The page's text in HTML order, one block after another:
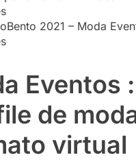
2021 – Moda
Eventos :
de
virtual